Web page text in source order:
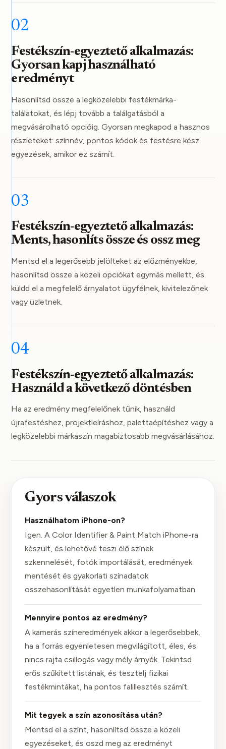
02
Festékszín-egyeztető alkalmazás:
Gyorsan kapj használható
eredményt
Hasonlítsd össze a legközelebbi festékmárka-
találatokat, és lépj tovább a találgatásból a
megvásárolható opcióig. Gyorsan megkapod a hasznos
részleteket: színnév, pontos kódok és festésre kész
egyezések, amikor ez számít.
03
Festékszín-egyeztető alkalmazás:
Ments, hasonlíts össze és ossz meg
Mentsd el a legerősebb jelölteket az előzményekbe,
hasonlítsd össze a közeli opciókat egymás mellett, és
küldd el a megfelelő árnyalatot ügyfélnek, kivitelezőnek
vagy üzletnek.
04
Festékszín-egyeztető alkalmazás:
Használd a következő döntésben
Ha az eredmény megfelelőnek tűnik, használd
újrafestéshez, projektleíráshoz, palettaépítéshez vagy a
legközelebbi márkaszín magabiztosabb megvásárlásához.
Gyors válaszok
Használhatom iPhone-on?
Igen. A Color Identifier & Paint Match iPhone-ra
készült, és lehetővé teszi élő színek
szkennelését, fotók importálását, eredmények
mentését és gyakorlati színadatok
összehasonlítását egyetlen munkafolyamatban.
Mennyire pontos az eredmény?
A kamerás színeredmények akkor a legerősebbek,
ha a forrás egyenletesen megvilágított, éles, és
nincs rajta csillogás vagy mély árnyék. Tekintsd
erős szűkített listának, és tesztelj fizikai
festékmintákat, ha pontos falillesztés számít.
Mit tegyek a szín azonosítása után?
Mentsd el a színt, hasonlítsd össze a közeli
egyezéseket, és oszd meg az eredményt